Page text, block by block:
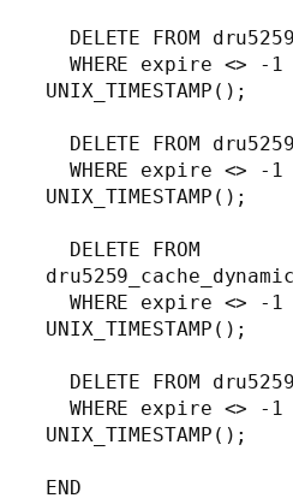
DELETE FROM
UNIX_TIMESTAMP();
DELETE FROM
UNIX_TIMESTAMP();
UNIX_TIMESTAMP();
DELETE FROM
UNIX_TIMESTAMP();
END